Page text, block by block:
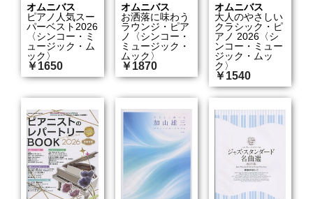
オムニバス
ピアノ人気スー
パーベスト2026
〈シンコー・ミ
ュージック・ム
ック〉
￥1650
オムニバス
お洒落に味わう
ラウンジ・ピア
ノ〈シンコー・
ミュージック・
ムック〉
￥1870
オムニバス
大人のやさしい
クラシック・ピ
アノ 2026〈シ
ンコー・ミュー
ジック・ムッ
ク〉
￥1540